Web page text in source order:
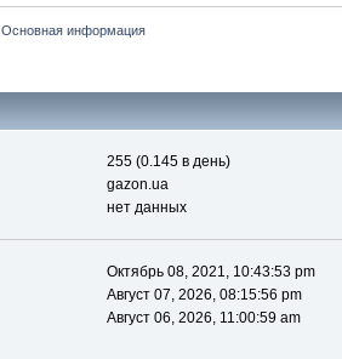
Основная информация
255 (0.145 в день)
gazon.ua
нет данных
Октябрь 08, 2021, 10:43:53 pm
Август 07, 2026, 08:15:56 pm
Август 06, 2026, 11:00:59 am